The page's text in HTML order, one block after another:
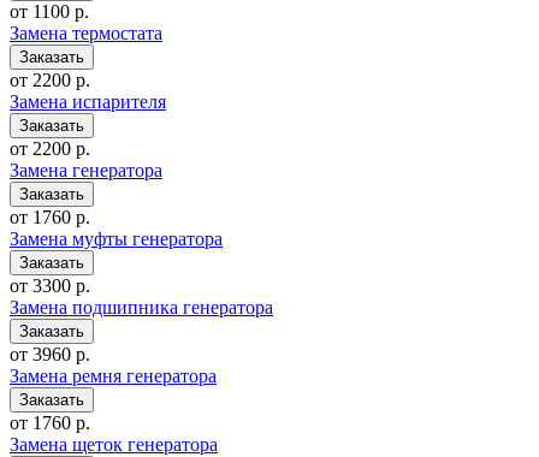
от 1100 р.
Замена термостата
от 2200 р.
Замена испарителя
от 2200 р.
Замена генератора
от 1760 р.
Замена муфты генератора
от 3300 р.
Замена подшипника генератора
от 3960 р.
Замена ремня генератора
от 1760 р.
Замена щеток генератора